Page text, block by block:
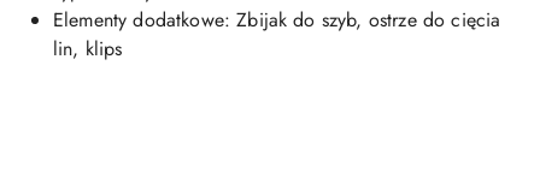
Elementy dodatkowe: Zbijak do szyb, ostrze do cięcia
lin, klips